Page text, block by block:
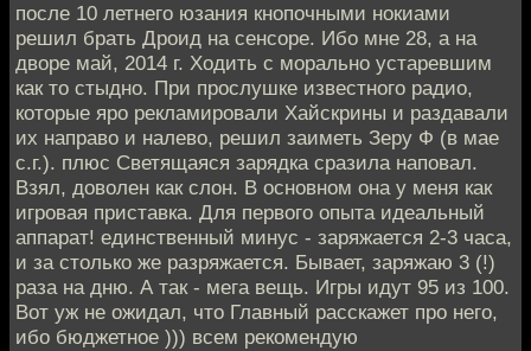
после 10 летнего юзания кнопочными нокиами
решил брать Дроид на сенсоре. Ибо мне 28, а на
дворе май, 2014 г. Ходить с морально устаревшим
как то стыдно. При прослушке известного радио,
которые яро рекламировали Хайскрины и раздавали
их направо и налево, решил заиметь Зеру Ф (в мае
с.г.). плюс Светящаяся зарядка сразила наповал.
Взял, доволен как слон. В основном она у меня как
игровая приставка. Для первого опыта идеальный
аппарат! единственный минус - заряжается 2-3 часа,
и за столько же разряжается. Бывает, заряжаю 3 (!)
раза на дню. А так - мега вещь. Игры идут 95 из 100.
Вот уж не ожидал, что Главный расскажет про него,
ибо бюджетное ))) всем рекомендую